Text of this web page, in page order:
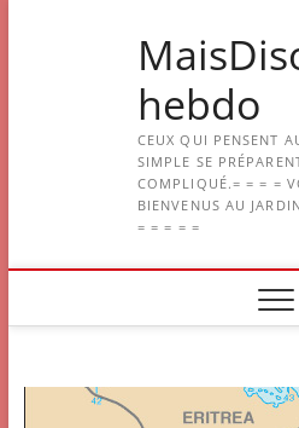
hebdo
CEUX QUI PENSENT
SIMPLE SE
COMPLIQUÉ.= = = =
BIENVENUS AU
= = = = =